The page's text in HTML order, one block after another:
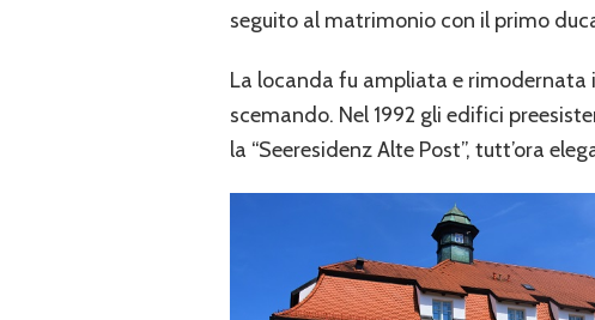
seguito al matrimonio con il primo
La locanda fu ampliata e rimodernata
scemando. Nel 1992 gli edifici
la “Seeresidenz Alte Post”, tutt’ora